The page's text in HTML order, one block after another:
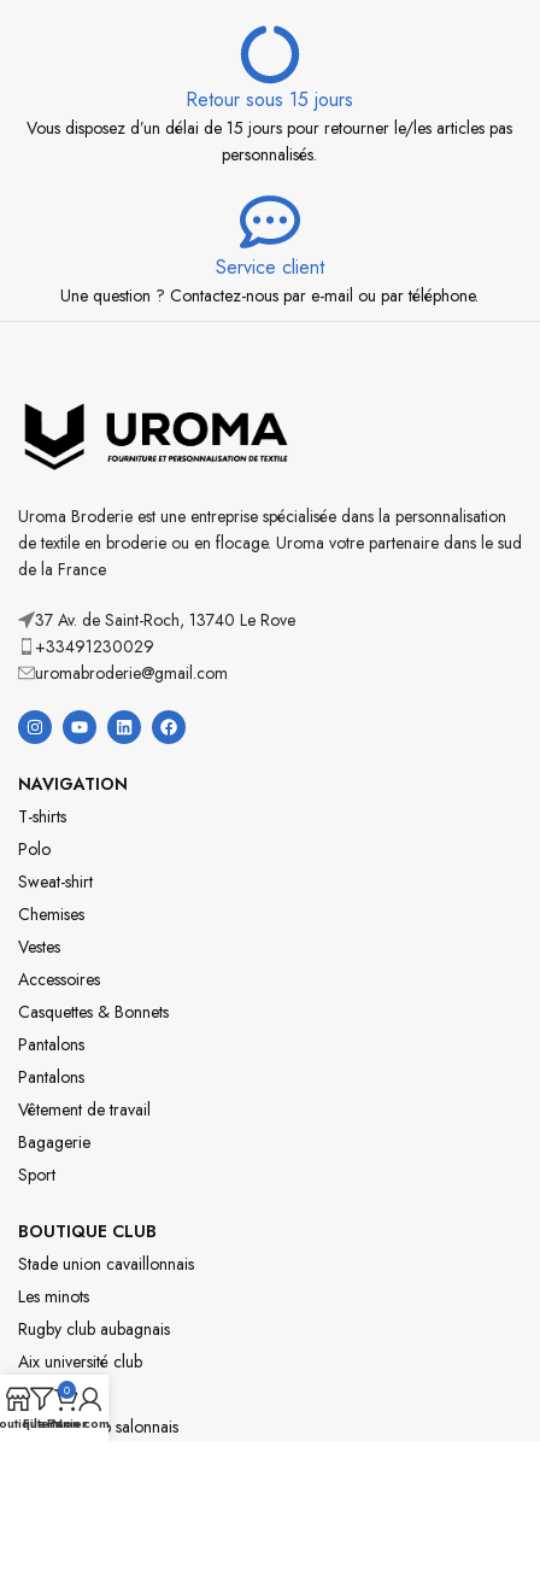
Retour sous 15 jours
Vous disposez d’un délai de 15 jours pour retourner le/les articles pas
personnalisés.
Service client
Une question ? Contactez-nous par e-mail ou par téléphone.
Uroma Broderie est une entreprise spécialisée dans la personnalisation
de textile en broderie ou en flocage. Uroma votre partenaire dans le sud
de la France
37 Av. de Saint-Roch, 13740 Le Rove
+33491230029
uromabroderie@gmail.com
NAVIGATION
T-shirts
Polo
Sweat-shirt
Chemises
Vestes
Accessoires
Casquettes & Bonnets
Pantalons
Pantalons
Vêtement de travail
Bagagerie
Sport
BOUTIQUE CLUB
Stade union cavaillonnais
Les minots
Rugby club aubagnais
Aix université club
Boulbees
Sporting club salonnais
Filters
0
Panier
Mon compte